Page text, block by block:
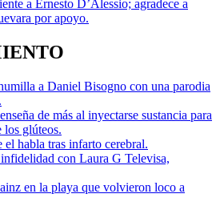
a Ernesto D’Alessio; agradece a
por apoyo.
a Daniel Bisogno con una parodia
de más al inyectarse sustancia para
los glúteos.
el habla tras infarto cerebral.
con Laura G Televisa,
en la playa que volvieron loco a